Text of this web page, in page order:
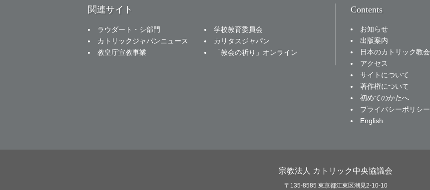
関連サイト
ラウダート・シ部門
学校教育委員会
カトリックジャパンニュース
カリタスジャパン
教皇庁宣教事業
「教会の祈り」オンライン
Contents
お知らせ
出版案内
日本のカトリック教会
アクセス
サイトについて
著作権について
初めてのかたへ
プライバシーポリシー
English
宗教法人 カトリック中央協議会
〒135-8585 東京都江東区潮見2-10-10